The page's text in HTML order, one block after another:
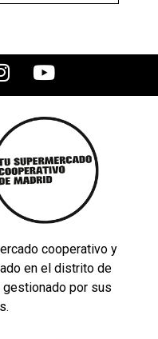
cooperativo y
en el distrito de
gestionado por sus